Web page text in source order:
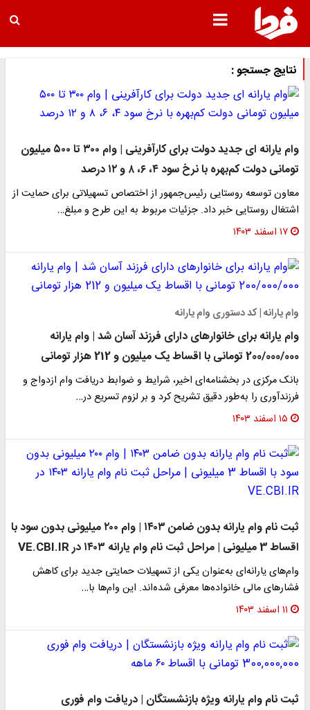
نتایج جستجو :
وام یارانه ای جدید دولت برای کارآفرینی | وام ۳۰۰ تا ۵۰۰ میلیون
تومانی دولت کم‌بهره با نرخ سود ۴، ۶، ۸ و ۱۲ درصد
معاون توسعه روستایی رئیس‌جمهور از اختصاص تسهیلاتی برای حمایت از
اشتغال روستایی خبر داد. جزئیات مربوط به این طرح و مبلغ…
۱۷ اسفند ۱۴۰۳
وام یارانه | کد دستوری وام یارانه
وام یارانه برای خانوارهای دارای فرزند آسان شد | وام یارانه
200/000/000 تومانی با اقساط یک میلیون و 212 هزار تومانی
بانک مرکزی در بخشنامه‌ای اخیر، شرایط و ضوابط دریافت وام ازدواج و
فرزندآوری را به‌طور دقیق تشریح کرد و بر لزوم تسریع در…
۱۵ اسفند ۱۴۰۳
ثبت نام وام یارانه بدون ضامن ۱۴۰۳ | وام ۲۰۰ میلیونی بدون سود با
اقساط 3 میلیونی | مراحل ثبت نام وام یارانه ۱۴۰۳ در VE.CBI.IR
وام‌های یارانه‌ای به‌عنوان یکی از تسهیلات حمایتی جدید برای کاهش
فشارهای مالی خانواده‌ها معرفی شده‌اند. این وام‌ها با…
۱۱ اسفند ۱۴۰۳
ثبت نام وام یارانه ویژه بازنشستگان | دریافت وام فوری